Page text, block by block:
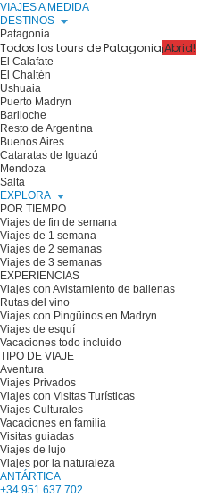
VIAJES A MEDIDA
DESTINOS
Patagonia
Todos los tours de Patagonia¡Abrid!
El Calafate
El Chaltén
Ushuaia
Puerto Madryn
Bariloche
Resto de Argentina
Buenos Aires
Cataratas de Iguazú
Mendoza
Salta
EXPLORA
POR TIEMPO
Viajes de fin de semana
Viajes de 1 semana
Viajes de 2 semanas
Viajes de 3 semanas
EXPERIENCIAS
Viajes con Avistamiento de ballenas
Rutas del vino
Viajes con Pingüinos en Madryn
Viajes de esquí
Vacaciones todo incluido
TIPO DE VIAJE
Aventura
Viajes Privados
Viajes con Visitas Turísticas
Viajes Culturales
Vacaciones en familia
Visitas guiadas
Viajes de lujo
Viajes por la naturaleza
ANTÁRTICA
+34 951 637 702